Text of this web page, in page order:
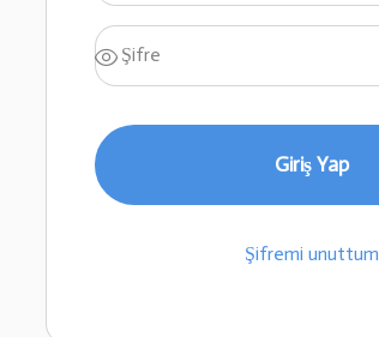
Giriş Yap
Şifremi unuttum